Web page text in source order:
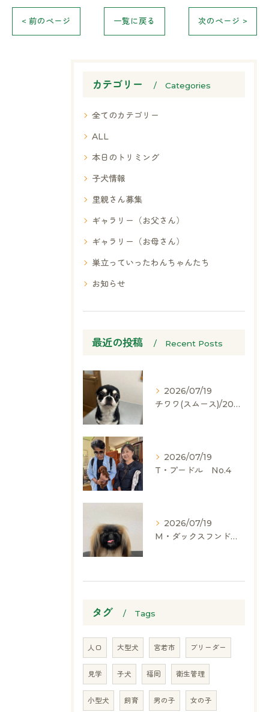
< 前のページ 一覧に戻る 次のページ >
カテゴリー Categories
全てのカテゴリー
ALL
本日のトリミング
子犬情報
里親さん募集
ギャラリー（お父さん）
ギャラリー（お母さん）
巣立っていったわんちゃんたち
お知らせ
最近の投稿 Recent Posts
2026/07/19
チワワ(スムース)/2024.05.06/男の子/60,000(税別)
2026/07/19
T・プードル No.4
2026/07/19
M・ダックスフンド、ヨークシャーテリア、ペキニーズ、ポメラニアン
タグ Tags
人口 大型犬 宮若市 ブリーダー
見学 子犬 福岡 衛生管理
小型犬 飼育 男の子 女の子